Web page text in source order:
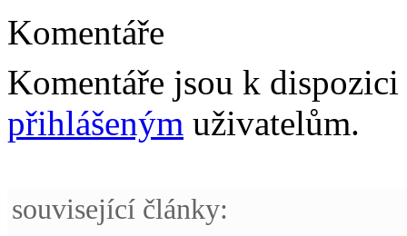
Komentáře
Komentáře jsou k
přihlášeným uživatelům.
související články: